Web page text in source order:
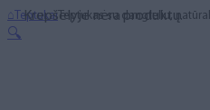
Krepšelyje nėra produktų.
⌂ TeptukaiTeptukas su dangteliu,
🔍